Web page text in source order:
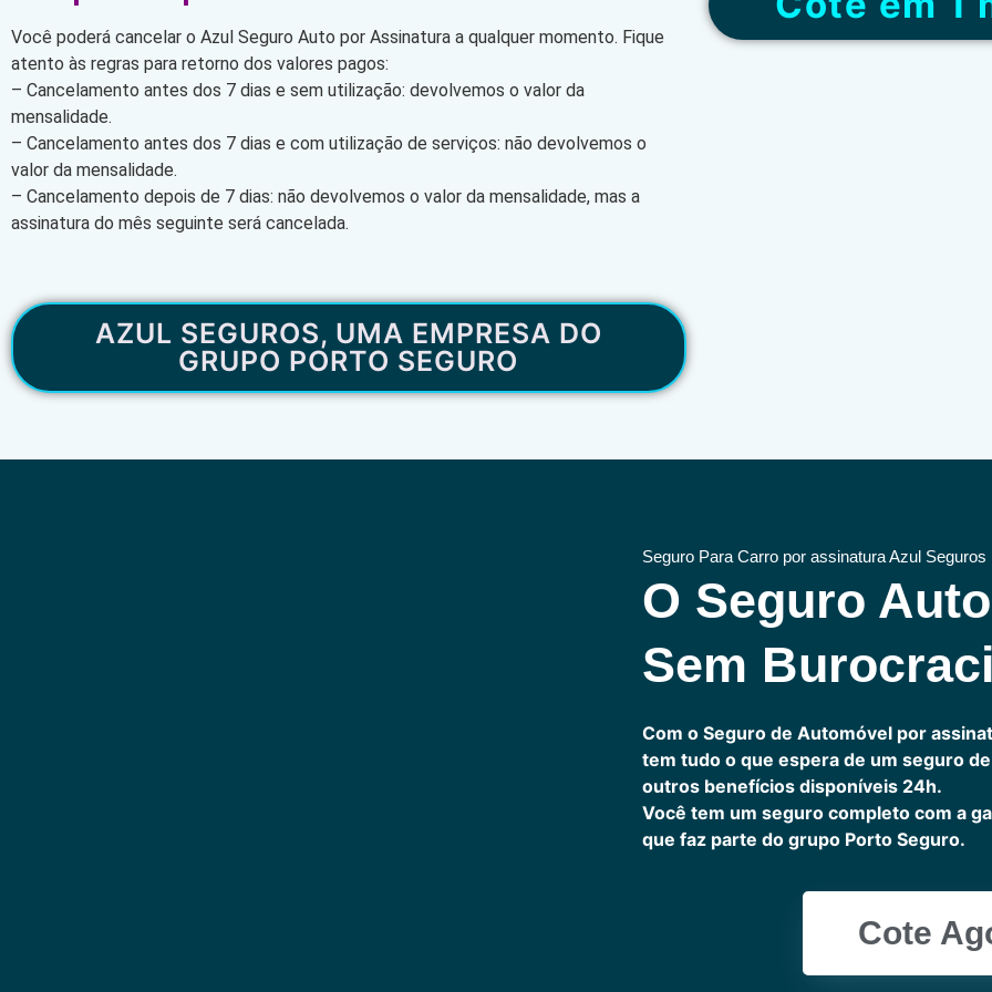
Você poderá cancelar o Azul Seguro Auto por Assinatura a qualquer momento. Fique
atento às regras para retorno dos valores pagos:
– Cancelamento antes dos 7 dias e sem utilização: devolvemos o valor da
mensalidade.
– Cancelamento antes dos 7 dias e com utilização de serviços: não devolvemos o
valor da mensalidade.
– Cancelamento depois de 7 dias: não devolvemos o valor da mensalidade, mas a
assinatura do mês seguinte será cancelada.
AZUL SEGUROS, UMA EMPRESA DO
GRUPO PORTO SEGURO
Seguro Para Carro por assinatura Azul Seguros
O Seguro
Sem
Com o Seguro de Automóvel por
tem tudo o que espera de um seguro
outros benefícios disponíveis 24h.
Você tem um seguro completo com a
que faz parte do grupo Porto Seguro.
Cote